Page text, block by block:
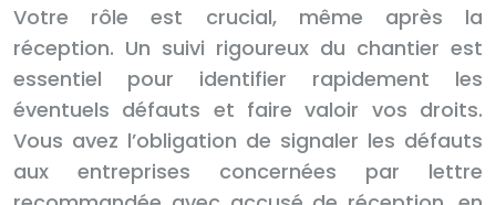
Votre rôle est crucial, même après la
réception. Un suivi rigoureux du chantier est
essentiel pour identifier rapidement les
éventuels défauts et faire valoir vos droits.
Vous avez l’obligation de signaler les défauts
aux entreprises concernées par lettre